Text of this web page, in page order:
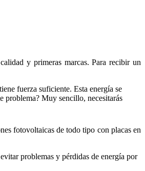
y primeras marcas. Para recibir un
fuerza suficiente. Esta energía se
problema? Muy sencillo, necesitarás
fotovoltaicas de todo tipo con placas en
problemas y pérdidas de energía por